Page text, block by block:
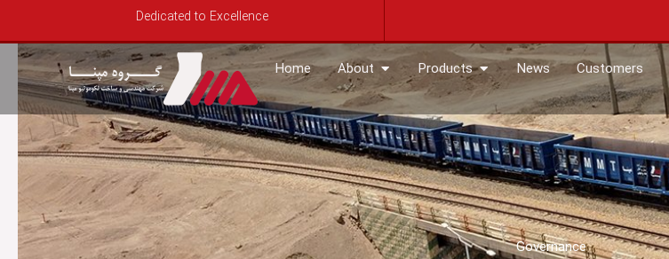
content
Dedicated to Excellence
Home About OPEN ABOUT
ProductsOPEN PRODUCTS
News Customers
Governance